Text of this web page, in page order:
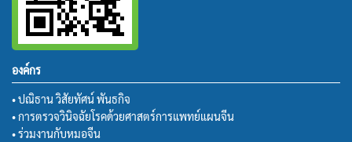
องค์กร
• ปณิธาน วิสัยทัศน์ พันธกิจ
• การตรวจวินิจฉัยโรคด้วยศาสตร์การแพทย์แผนจีน
• ร่วมงานกับหมอจีน